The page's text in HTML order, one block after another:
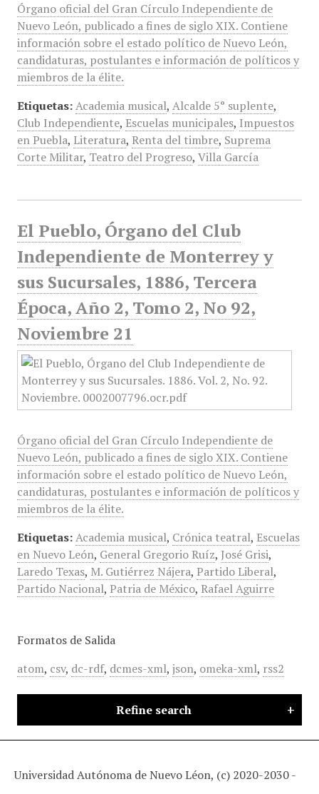
Órgano oficial del Gran Círculo Independiente de
Nuevo León, publicado a fines de siglo XIX. Contiene
información sobre el estado político de Nuevo León,
candidaturas, postulantes e información de políticos y
miembros de la élite.
Etiquetas: Academia musical, Alcalde 5° suplente,
Club Independiente, Escuelas municipales, Impuestos
en Puebla, Literatura, Renta del timbre, Suprema
Corte Militar, Teatro del Progreso, Villa García
El Pueblo, Órgano del Club
Independiente de Monterrey y
sus Sucursales, 1886, Tercera
Época, Año 2, Tomo 2, No 92,
Noviembre 21
Órgano oficial del Gran Círculo Independiente de
Nuevo León, publicado a fines de siglo XIX. Contiene
información sobre el estado político de Nuevo León,
candidaturas, postulantes e información de políticos y
miembros de la élite.
Etiquetas: Academia musical, Crónica teatral, Escuelas
en Nuevo León, General Gregorio Ruíz, José Grisi,
Laredo Texas, M. Gutiérrez Nájera, Partido Liberal,
Partido Nacional, Patria de México, Rafael Aguirre
Formatos de Salida
atom, csv, dc-rdf, dcmes-xml, json, omeka-xml, rss2
Refine search
Universidad Autónoma de Nuevo Léon, (c) 2020-2030 -